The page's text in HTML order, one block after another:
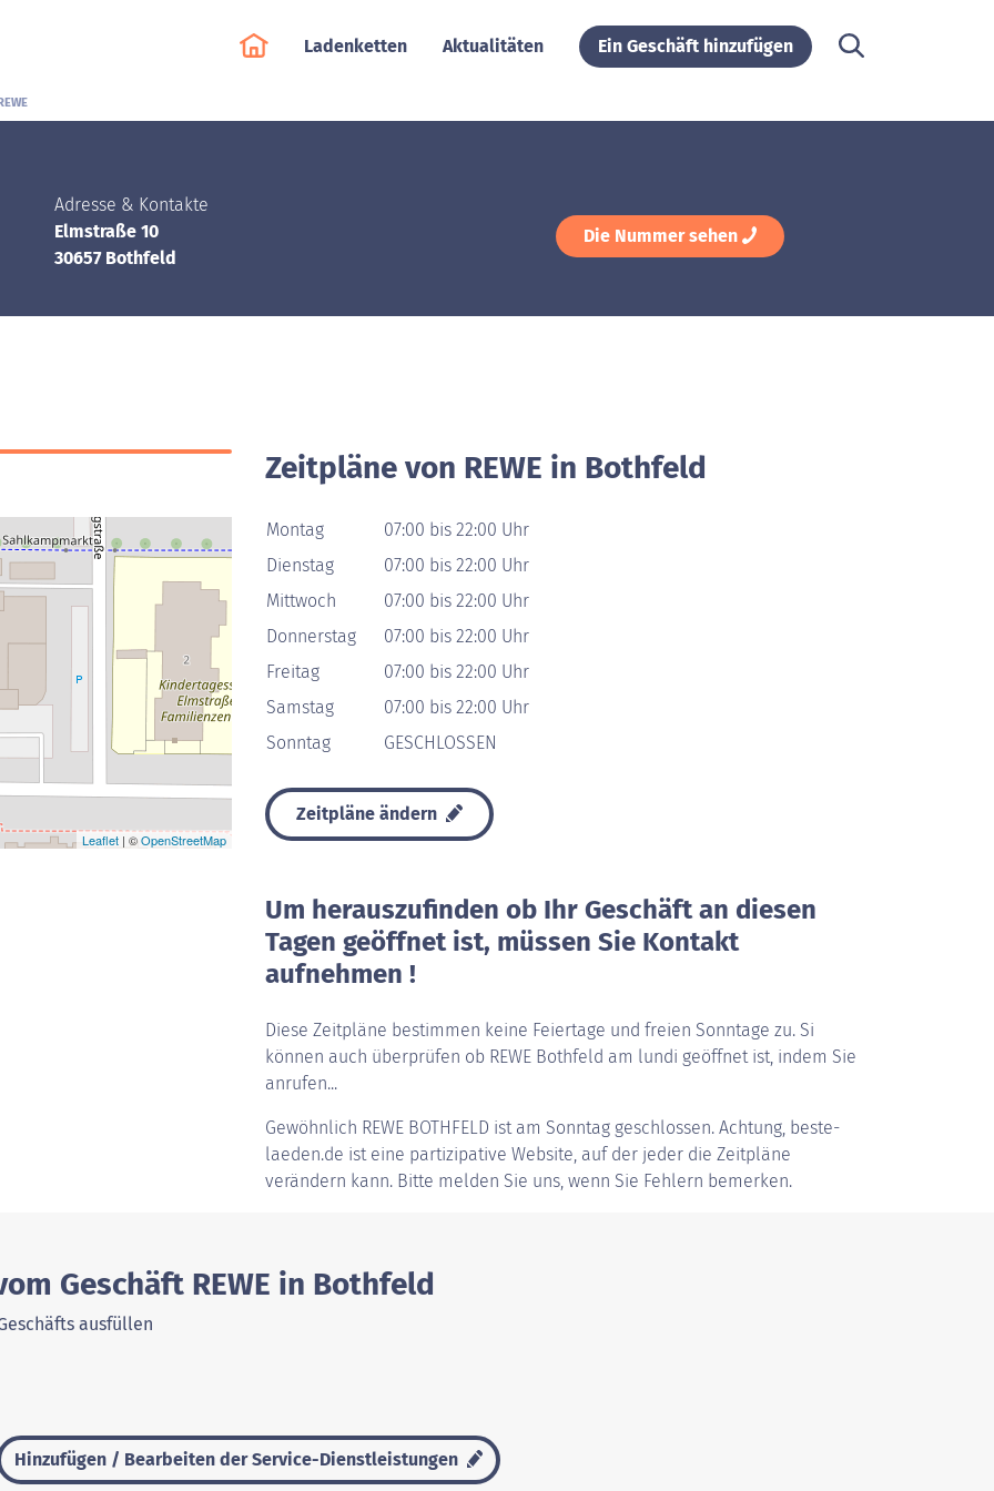
Ladenketten Aktualitäten Ein Geschäft hinzufügen
Adresse & Kontakte
Elmstraße 10
30657 Bothfeld
Die Nummer sehen
Leaflet | ©OpenStreetMap
Zeitpläne von REWE in Bothfeld
Montag
07:00 bis 22:00 Uhr
Dienstag
07:00 bis 22:00 Uhr
Mittwoch
07:00 bis 22:00 Uhr
Donnerstag
07:00 bis 22:00 Uhr
Freitag
07:00 bis 22:00 Uhr
Samstag
07:00 bis 22:00 Uhr
Sonntag
GESCHLOSSEN
Zeitpläne ändern
Um herauszufinden ob Ihr Geschäft an diesen
Tagen geöffnet ist, müssen Sie Kontakt
aufnehmen !
Diese Zeitpläne bestimmen keine Feiertage und freien Sonntage zu. Si
können auch überprüfen ob REWE Bothfeld am lundi geöffnet ist, indem Sie
anrufen...
Gewöhnlich REWE BOTHFELD ist am Sonntag geschlossen. Achtung, beste-
laeden.de ist eine partizipative Website, auf der jeder die Zeitpläne
verändern kann. Bitte melden Sie uns, wenn Sie Fehlern bemerken.
Geschäft REWE in Bothfeld
ausfüllen
Hinzufügen / Bearbeiten der Service-Dienstleistungen